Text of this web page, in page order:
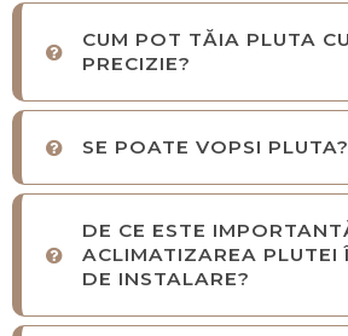
CUM POT TĂIA PLUTA CU
PRECIZIE?
SE POATE VOPSI PLUTA?
DE CE ESTE
ACLIMATIZAREA PLUTEI
DE INSTALARE?